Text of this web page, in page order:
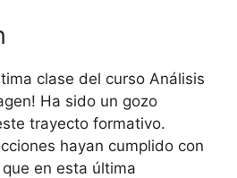
clase del curso Análisis
Ha sido un gozo
trayecto formativo.
hayan cumplido con
en esta última